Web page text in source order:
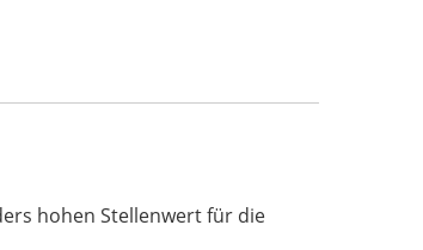
hohen Stellenwert für die